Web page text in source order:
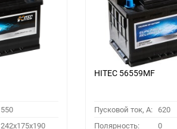
550
242x175x190
HITEC 56559MF
Пусковой ток, A: 620
Полярность:
0